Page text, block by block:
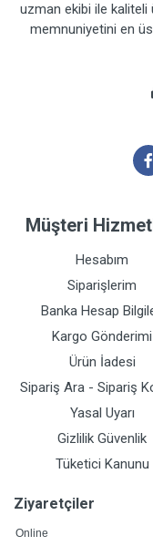
uzman ekibi ile
memnuniyetini en
Müşteri
Hesabım
Siparişlerim
Banka Hesap
Kargo Gönderimi
Ürün İadesi
Sipariş Ara - Sipariş
Yasal Uyarı
Gizlilik Güvenlik
Tüketici Kanunu
Ziyaretçiler
Online